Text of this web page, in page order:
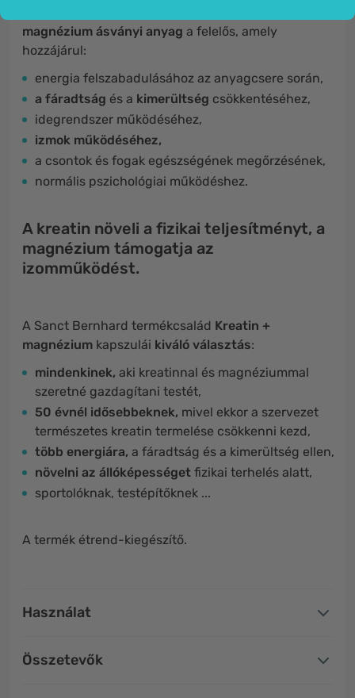
magnézium ásványi anyag a felelős, amely
hozzájárul:
energia felszabadulásához az anyagcsere során,
a fáradtság és a kimerültség csökkentéséhez,
idegrendszer működéséhez,
izmok működéséhez,
a csontok és fogak egészségének megőrzésének,
normális pszichológiai működéshez.
A kreatin növeli a fizikai teljesítményt, a
magnézium támogatja az
izomműködést.
A Sanct Bernhard termékcsalád Kreatin +
magnézium kapszulái kiváló választás:
mindenkinek, aki kreatinnal és magnéziummal
szeretné gazdagítani testét,
50 évnél idősebbeknek, mivel ekkor a szervezet
természetes kreatin termelése csökkenni kezd,
több energiára, a fáradtság és a kimerültség ellen,
növelni az állóképességet fizikai terhelés alatt,
sportolóknak, testépítőknek ...
A termék étrend-kiegészítő.
Használat
Összetevők